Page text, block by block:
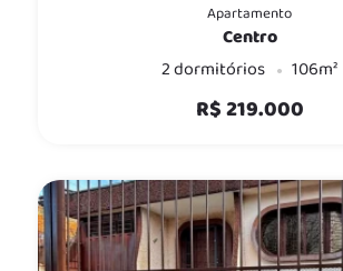
Apartamento
Centro
2 dormitórios
106m²
R$ 219.000